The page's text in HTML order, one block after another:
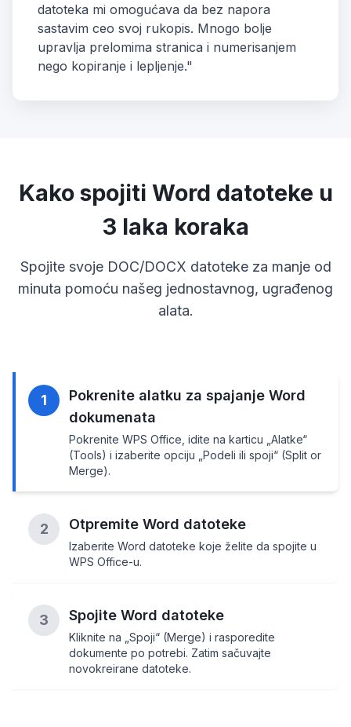
datoteka mi omogućava da bez napora
sastavim ceo svoj rukopis. Mnogo bolje
upravlja prelomima stranica i numerisanjem
nego kopiranje i lepljenje."
Kako spojiti Word datoteke u
3 laka koraka
Spojite svoje DOC/DOCX datoteke za manje od
minuta pomoću našeg jednostavnog, ugrađenog
alata.
1
Pokrenite alatku za spajanje Word
dokumenata
Pokrenite WPS Office, idite na karticu „Alatke“
(Tools) i izaberite opciju „Podeli ili spoji“ (Split or
Merge).
2 Otpremite Word datoteke
Izaberite Word datoteke koje želite da spojite u
WPS Office-u.
3 Spojite Word datoteke
Kliknite na „Spoji“ (Merge) i rasporedite
dokumente po potrebi. Zatim sačuvajte
novokreirane datoteke.